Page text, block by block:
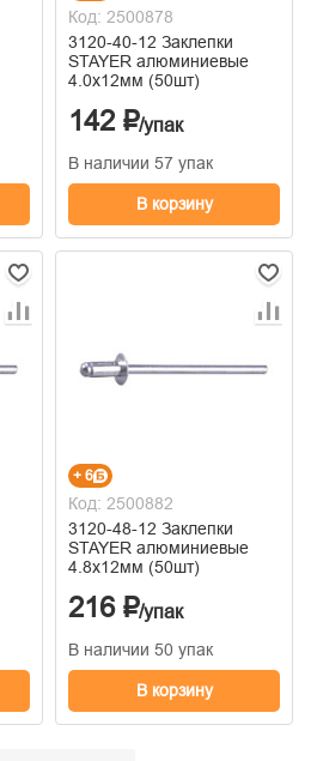
Код: 2500878
3120-40-12 Заклепки
STAYER алюминиевые
4.0х12мм (50шт)
142 ₽/упак
В наличии 57 упак
В корзину
+ 6
Код: 2500882
3120-48-12 Заклепки
STAYER алюминиевые
4.8х12мм (50шт)
216 ₽/упак
В наличии 50 упак
В корзину